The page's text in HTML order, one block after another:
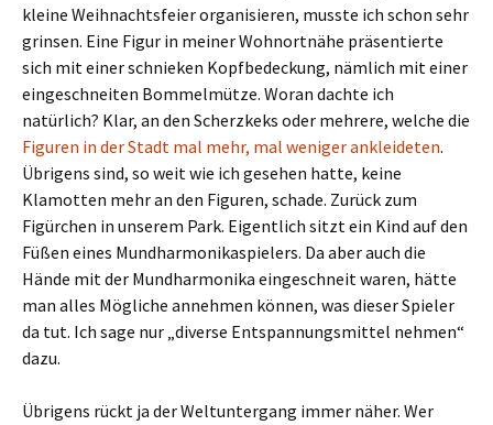
kleine Weihnachtsfeier organisieren, musste ich schon sehr
grinsen. Eine Figur in meiner Wohnortnähe präsentierte
sich mit einer schnieken Kopfbedeckung, nämlich mit einer
eingeschneiten Bommelmütze. Woran dachte ich
natürlich? Klar, an den Scherzkeks oder mehrere, welche die
Figuren in der Stadt mal mehr, mal weniger ankleideten.
Übrigens sind, so weit wie ich gesehen hatte, keine
Klamotten mehr an den Figuren, schade. Zurück zum
Figürchen in unserem Park. Eigentlich sitzt ein Kind auf den
Füßen eines Mundharmonikaspielers. Da aber auch die
Hände mit der Mundharmonika eingeschneit waren, hätte
man alles Mögliche annehmen können, was dieser Spieler
da tut. Ich sage nur „diverse Entspannungsmittel nehmen“
dazu.
Übrigens rückt ja der Weltuntergang immer näher. Wer